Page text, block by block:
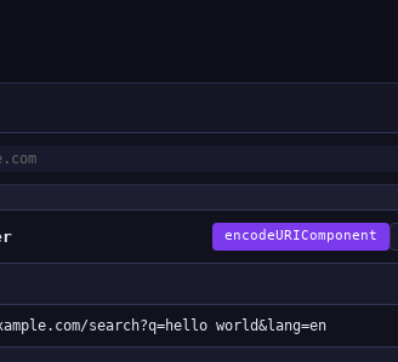
encodeURIComponent
search?q=hello world&lang=en